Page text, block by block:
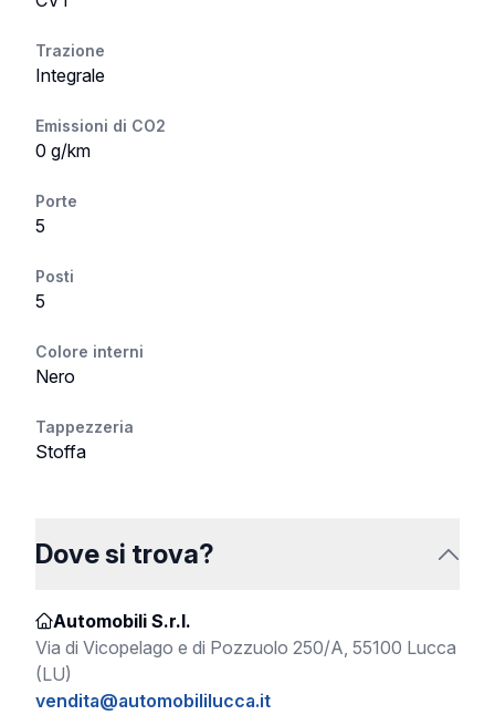
Trazione
Integrale
Emissioni di CO2
0 g/km
Porte
5
Posti
5
Colore interni
Nero
Tappezzeria
Stoffa
Dove si trova?
Automobili S.r.l.
Via di Vicopelago e di Pozzuolo 250/A, 55100 Lucca
(LU)
vendita@automobililucca.it